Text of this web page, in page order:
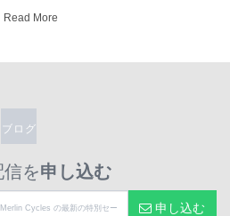
Read More
ブログ
を申し込む
申し込む